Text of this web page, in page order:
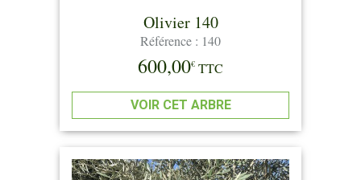
Olivier 140
Référence : 140
600,00€ TTC
VOIR CET ARBRE